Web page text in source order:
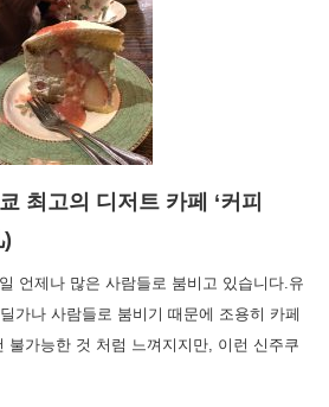
최고의 디저트 카페 ‘커피
언제나 많은 사람들로 붐비고 있습니다.유
가나 사람들로 붐비기 때문에 조용히 카페
불가능한 것 처럼 느껴지지만, 이런 신주쿠